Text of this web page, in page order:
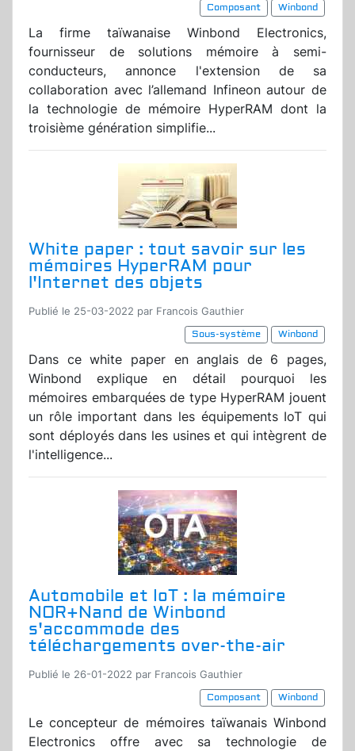
Composant Winbond
La firme taïwanaise Winbond Electronics,
fournisseur de solutions mémoire à semi-
conducteurs, annonce l'extension de sa
collaboration avec l’allemand Infineon autour de
la technologie de mémoire HyperRAM dont la
troisième génération simplifie...
White paper : tout savoir sur les
mémoires HyperRAM pour
l'Internet des objets
Publié le 25-03-2022 par Francois Gauthier
Sous-système
Winbond
Dans ce white paper en anglais de 6 pages,
Winbond explique en détail pourquoi les
mémoires embarquées de type HyperRAM jouent
un rôle important dans les équipements IoT qui
sont déployés dans les usines et qui intègrent de
l'intelligence...
Automobile et IoT : la mémoire
NOR+Nand de Winbond
s'accommode des
téléchargements over-the-air
Publié le 26-01-2022 par Francois Gauthier
Composant
Winbond
Le concepteur de mémoires taïwanais Winbond
Electronics offre avec sa technologie de